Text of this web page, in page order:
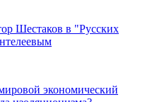
Шестаков в "Русских
экономический